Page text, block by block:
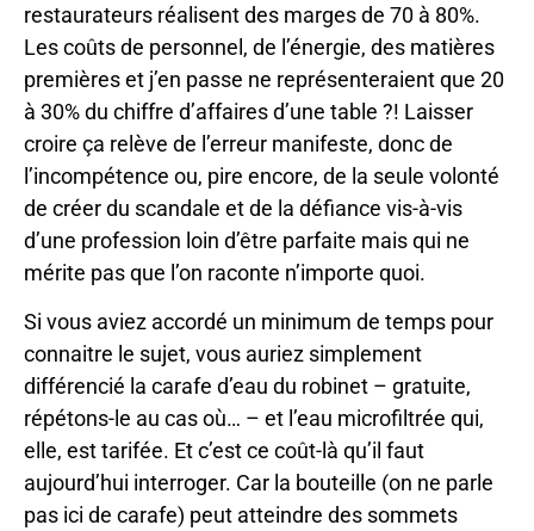
restaurateurs réalisent des marges de 70 à 80%.
Les coûts de personnel, de l’énergie, des matières
premières et j’en passe ne représenteraient que 20
à 30% du chiffre d’affaires d’une table ?! Laisser
croire ça relève de l’erreur manifeste, donc de
l’incompétence ou, pire encore, de la seule volonté
de créer du scandale et de la défiance vis-à-vis
d’une profession loin d’être parfaite mais qui ne
mérite pas que l’on raconte n’importe quoi.
Si vous aviez accordé un minimum de temps pour
connaitre le sujet, vous auriez simplement
différencié la carafe d’eau du robinet – gratuite,
répétons-le au cas où… – et l’eau microfiltrée qui,
elle, est tarifée. Et c’est ce coût-là qu’il faut
aujourd’hui interroger. Car la bouteille (on ne parle
pas ici de carafe) peut atteindre des sommets